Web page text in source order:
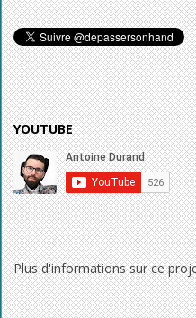
YOUTUBE
Plus d'informations sur ce